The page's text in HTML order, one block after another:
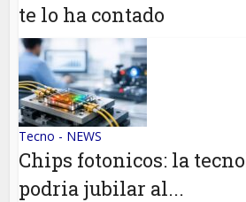
te lo ha contado
Tecno - NEWS
Chips fotonicos: la
podria jubilar al...